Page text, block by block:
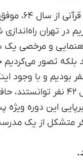
این
تهران
این دوره
از یک مدرسه